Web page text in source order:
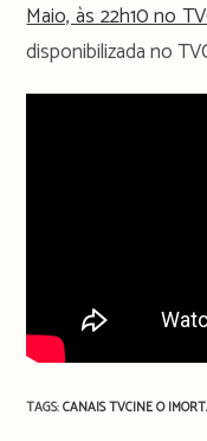
Maio, às 22h10 no
disponibilizada no
TAGS:CANAIS TVCINEO